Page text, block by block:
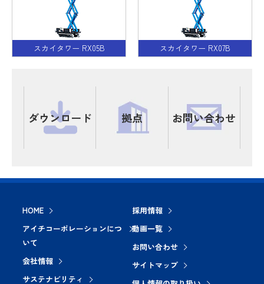
スカイタワー RX05B スカイタワー RX07B
ダウンロード 拠点 お問い合わせ
HOME
アイチコーポレーションにつ
いて
会社情報
サステナビリティ
採用情報
動画一覧
お問い合わせ
サイトマップ